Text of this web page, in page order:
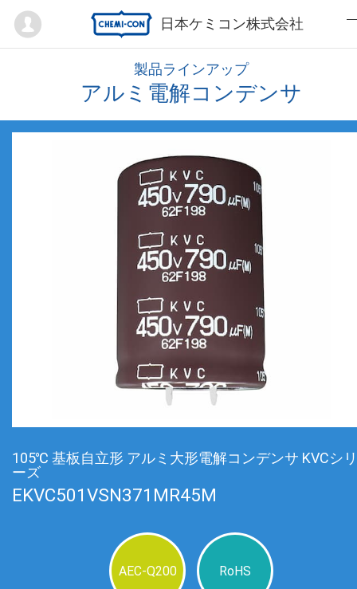
日本ケミコン株式会社
Mypage
製品ラインアップ
アルミ電解コンデンサ
105℃ 基板自立形 アルミ大形電解コンデンサ KVCシリ
ーズ
EKVC501VSN371MR45M
AEC-Q200 RoHS